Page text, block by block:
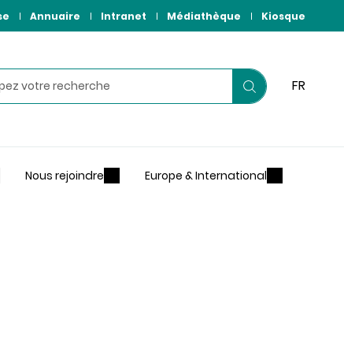
Annuaire Intranet Médiathèque Kiosque
Lancer
FR
Nous rejoindre Europe & International